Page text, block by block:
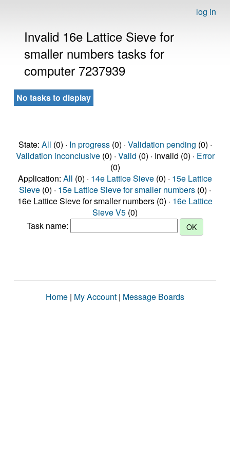
log in
Invalid 16e Lattice Sieve for
smaller numbers tasks for
computer 7237939
No tasks to display
State: All (0) · In progress(0) · Validation pending (0) ·
Validation inconclusive(0) · Valid (0) · Invalid (0) · Error
(0)
Application: All (0) · 14e Lattice Sieve (0) · 15e Lattice
Sieve (0) · 15e Lattice Sieve for smaller numbers (0) ·
16e Lattice Sieve for smaller numbers (0) · 16e Lattice
Sieve V5 (0)
Task name:
Home | My Account | Message Boards